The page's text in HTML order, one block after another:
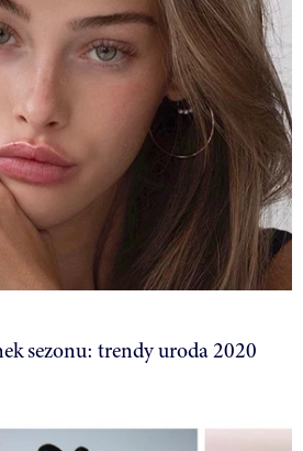
sezonu: trendy uroda 2020